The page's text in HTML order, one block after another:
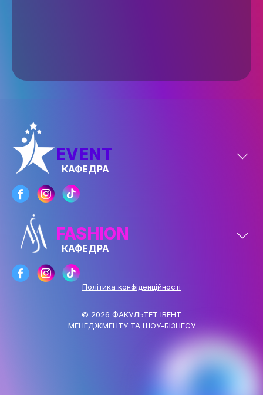
ДОСЯГНЕННЯ ТА МИСТЕЦЬКА
ДІЯЛЬНІСТЬ
РЕЄСТРАЦІЯ АБІТУРІЄНТА
КУРСИ
МОТИВАЦІЙНИЙ ЛИСТ
ПРАВИЛА ПРИЙОМУ
ПЕРЕЛІК ДОКУМЕНТІВ
НОВИНИ ЗІРКОВОГО ФАКУЛЬТЕТУ
EVENT
КАФЕДРА
FASHION
КАФЕДРА
Політика конфіденційності
© 2026 ФАКУЛЬТЕТ ІВЕНТ
МЕНЕДЖМЕНТУ ТА ШОУ-БІЗНЕСУ